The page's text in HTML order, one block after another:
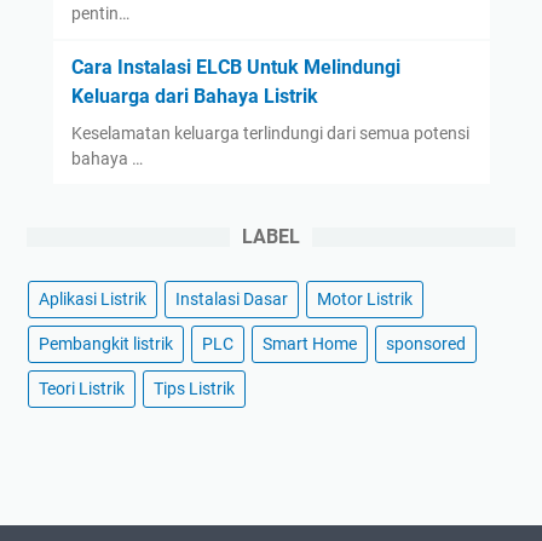
pentin…
Cara Instalasi ELCB Untuk Melindungi
Keluarga dari Bahaya Listrik
Keselamatan keluarga terlindungi dari semua potensi
bahaya …
LABEL
Aplikasi Listrik Instalasi Dasar Motor Listrik
Pembangkit listrik PLC Smart Home sponsored
Teori Listrik Tips Listrik